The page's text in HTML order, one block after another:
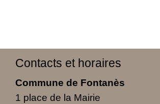
Contacts et horaires
Commune de Fontanès
1 place de la Mairie